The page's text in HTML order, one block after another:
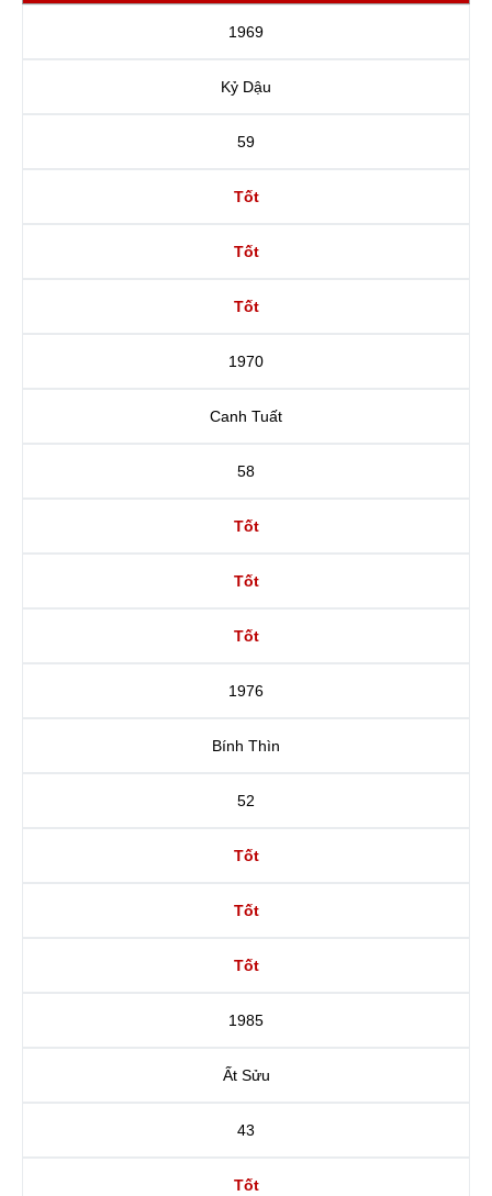
1969
Kỷ Dậu
59
Tốt
Tốt
Tốt
1970
Canh Tuất
58
Tốt
Tốt
Tốt
1976
Bính Thìn
52
Tốt
Tốt
Tốt
1985
Ất Sửu
43
Tốt